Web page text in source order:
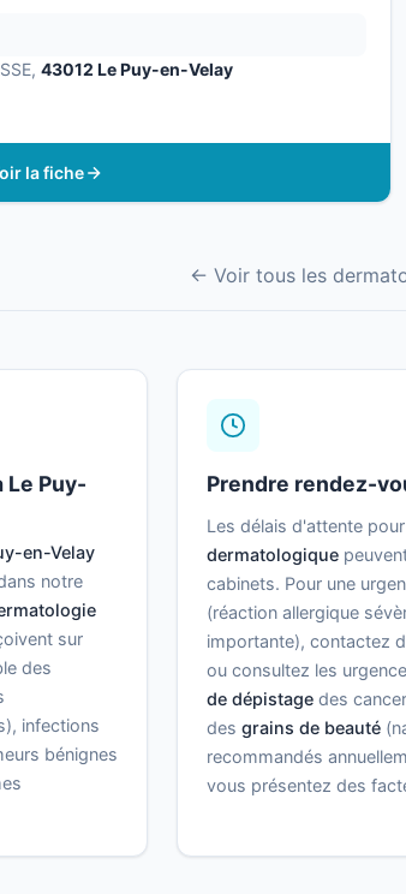
43012 Le Puy-en-Velay
la fiche
← Voir tous les
Le Puy-
en-Velay
notre
sur
des
infections
bénignes
Prendre rendez-
Les délais d'attente
dermatologique
cabinets. Pour une
(réaction allergique
importante), contactez
ou consultez les
de dépistage des
desgrains de beauté
recommandés
vous présentez des